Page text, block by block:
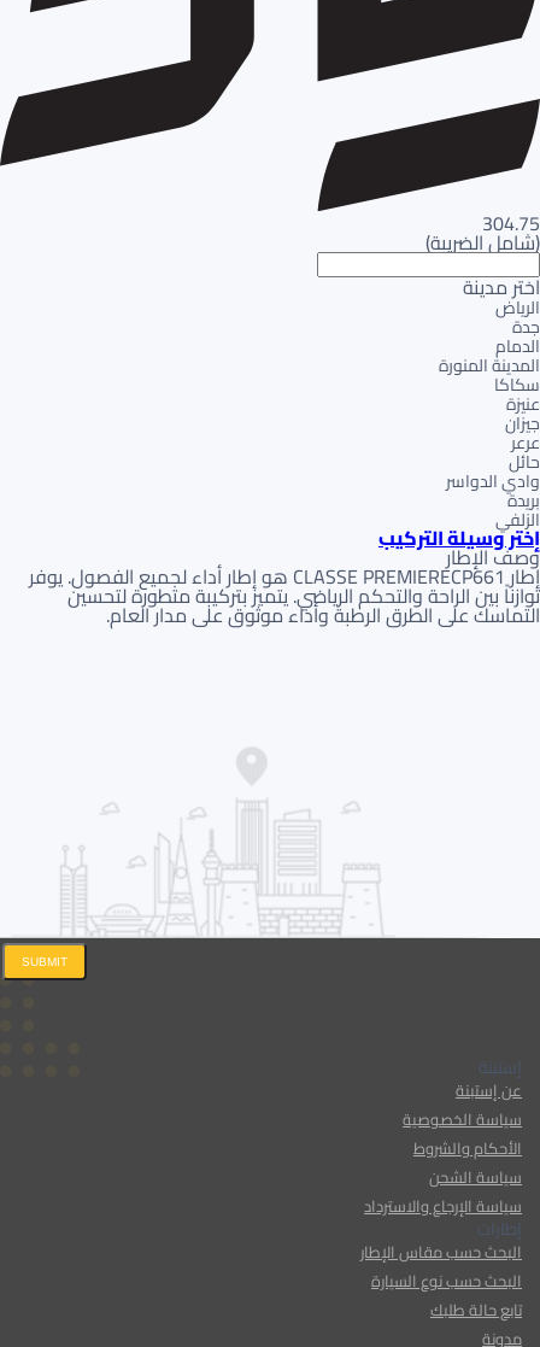
304.75
(شامل الضريبة)
اختر مدينة
الرياض
جدة
الدمام
المدينة المنورة
سكاكا
عنيزة
جيزان
عرعر
حائل
وادي الدواسر
بريدة
الزلفي
إختر وسيلة التركيب
وصف الإطار
إطار CLASSE PREMIERECP661 هو إطار أداء لجميع الفصول. يوفر
توازناً بين الراحة والتحكم الرياضي. يتميز بتركيبة متطورة لتحسين
التماسك على الطرق الرطبة وأداء موثوق على مدار العام.
إستبنة
عن إستبنة
سياسة الخصوصية
الأحكام والشروط
سياسة الشحن
سياسة الإرجاع والاسترداد
إطارات
البحث حسب مقاس الإطار
البحث حسب نوع السيارة
تابع حالة طلبك
مدونة
SUBMIT